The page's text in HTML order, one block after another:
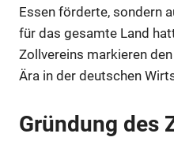
Essen förderte, sondern
für das gesamte Land
Zollvereins markieren
Ära in der deutschen
Gründung des